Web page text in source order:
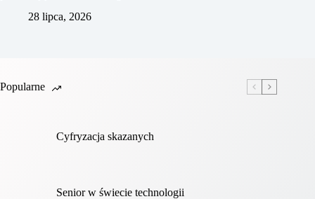
28 lipca, 2026
Popularne
Cyfryzacja skazanych
Senior w świecie technologii